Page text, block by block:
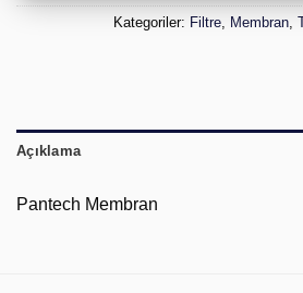
Kategoriler: Filtre, Membran,
Açıklama
Pantech Membran